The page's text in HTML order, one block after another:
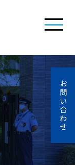
お
問
い
合
わ
せ